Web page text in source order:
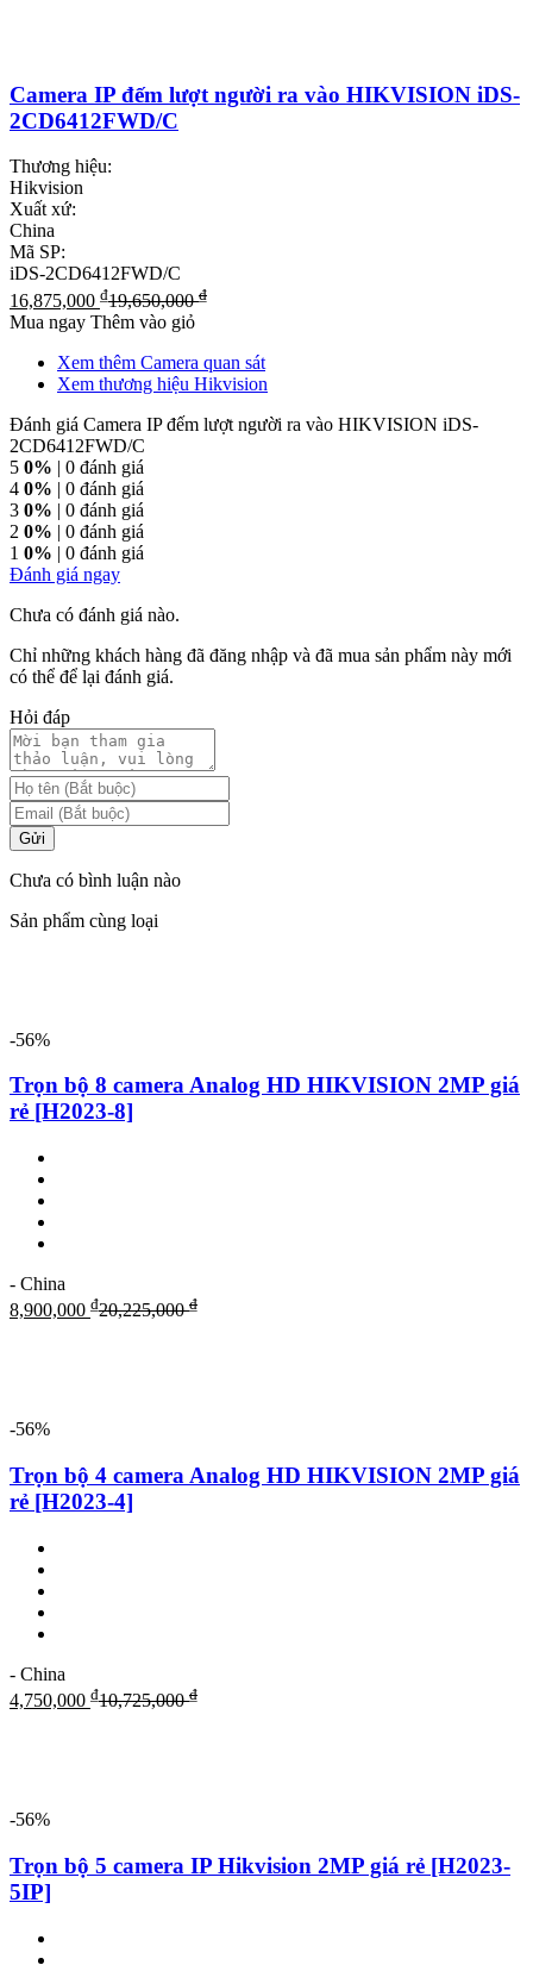
Camera IP đếm lượt người ra vào HIKVISION iDS-
2CD6412FWD/C
Thương hiệu:
Hikvision
Xuất xứ:
China
Mã SP:
iDS-2CD6412FWD/C
16,875,000 ₫19,650,000₫
Mua ngay Thêm vào giỏ
Xem thêm Camera quan sát
Xem thương hiệu Hikvision
Đánh giá Camera IP đếm lượt người ra vào HIKVISION iDS-
2CD6412FWD/C
5 0% | 0 đánh giá
4 0% | 0 đánh giá
3 0% | 0 đánh giá
2 0% | 0 đánh giá
1 0% | 0 đánh giá
Đánh giá ngay
Chưa có đánh giá nào.
Chỉ những khách hàng đã đăng nhập và đã mua sản phẩm này mới
có thể để lại đánh giá.
Hỏi đáp
Gửi
Chưa có bình luận nào
Sản phẩm cùng loại
-56%
Trọn bộ 8 camera Analog HD HIKVISION 2MP giá
rẻ [H2023-8]
- China
8,900,000 ₫20,225,000₫
-56%
Trọn bộ 4 camera Analog HD HIKVISION 2MP giá
rẻ [H2023-4]
- China
4,750,000 ₫10,725,000₫
-56%
Trọn bộ 5 camera IP Hikvision 2MP giá rẻ [H2023-
5IP]